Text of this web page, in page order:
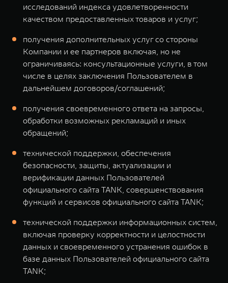
исследований индекса удовлетворенности
качеством предоставленных товаров и услуг;
получения дополнительных услуг со стороны
Компании и ее партнеров включая, но не
ограничиваясь: консультационные услуги, в том
числе в целях заключения Пользователем в
дальнейшем договоров/соглашений;
получения своевременного ответа на запросы,
обработки возможных рекламаций и иных
обращений;
технической поддержки, обеспечения
безопасности, защиты, актуализации и
верификации данных Пользователей
официального сайта TANK, совершенствования
функций и сервисов официального сайта TANK;
технической поддержки информационных систем,
включая проверку корректности и целостности
данных и своевременного устранения ошибок в
базе данных Пользователей официального сайта
TANK;